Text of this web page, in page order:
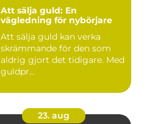
Att sälja guld: En
vägledning för nybörjare
Att sälja guld kan verka
skrämmande för den som
aldrig gjort det tidigare. Med
guldpr...
23. aug